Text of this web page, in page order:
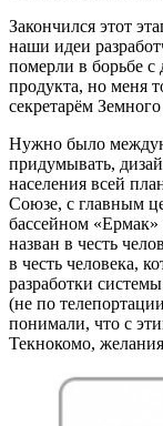
Закончился этот
наши идеи
померли в борьбе
продукта, но меня
секретарём
Нужно было
придумывать,
населения всей
Союзе, с главным
бассейном «Ермак»
назван в честь
в честь человека,
разработки
(не по
понимали, что с
Текнокомо,